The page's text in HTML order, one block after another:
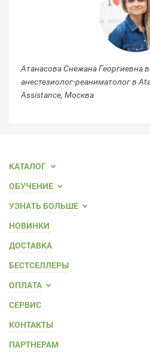
Атанасова Снежана Георгиевна
анестезиолог-реаниматолог в
Assistance, Москва
КАТАЛОГ
ОБУЧЕНИЕ
УЗНАТЬ БОЛЬШЕ
НОВИНКИ
ДОСТАВКА
БЕСТСЕЛЛЕРЫ
ОПЛАТА
СЕРВИС
КОНТАКТЫ
ПАРТНЕРАМ